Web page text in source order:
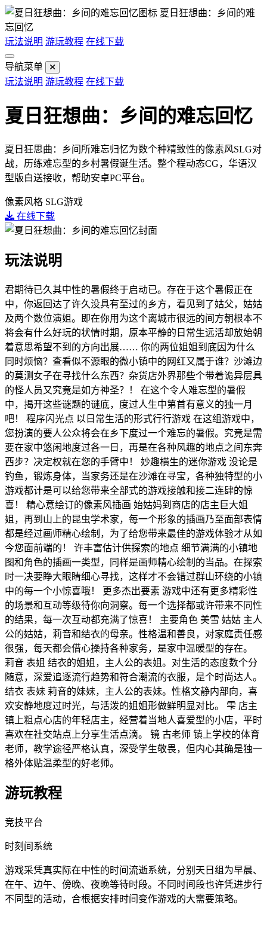
夏日狂想曲：乡间的难
忘回忆
玩法说明 游玩教程 在线下载
导航菜单
玩法说明 游玩教程 在线下载
夏日狂想曲：乡间的难忘回忆
夏日狂思曲：乡间所难忘归忆为数个种精致性的像素风SLG对
战，历练难忘型的乡村暑假诞生活。整个程动态CG，华语汉
型版白送接收，帮助安卓PC平台。
像素风格 SLG游戏
在线下载
玩法说明
君期待已久其中性的暑假终于启动已。存在于这个暑假正在
中，你返回达了许久没具有至过的乡方，看见到了姑父，姑姑
及两个数位演姐。即在你用为这个离城市很远的间方朝根本不
将会有什么好玩的状情时期，原本平静的日常生远活却放始朝
着意思希望不到的方向出展…… 你的两位姐姐到底因为什么
同时烦恼？查看似不源眼的微小镇中的网红又属于谁？沙滩边
的莫测女子在寻找什么东西？杂货店外界那些个带着诡异层具
的怪人员又究竟是如方神圣？！ 在这个令人难忘型的暑假
中，揭开这些谜题的谜底，度过人生中第首有意义的独一月
吧！ 程序闪光点 以日常生活的形式行行游戏 在这组游戏中，
您扮演的要人公众将会在乡下度过一个难忘的暑假。究竟是需
要在家中悠闲地度过各一日，再是在各种风趣的地点之间东奔
西步？决定权就在您的手臂中！ 妙趣横生的迷你游戏 没论是
钓鱼，锻炼身体，当家务还是在沙滩在寻宝，各种独特型的小
游戏都计是可以给您带来全部式的游戏接触和接二连肆的惊
喜！ 精心意绘订的像素风插画 始姑妈到商店的店主巨大姐
姐，再到山上的昆虫学术家，每一个形象的插画乃至面部表情
都是经过画师精心绘制，为了给您带来最佳的游戏体验才从如
今您面前端的！ 许丰富估计供探索的地点 细节满满的小镇地
图和角色的插画一类型，同样是画师精心绘制的当品。在探索
时一决要睁大眼睛细心寻找，这样才不会错过群山环绕的小镇
中的每一个小惊喜哦！ 更多杰出要素 游戏中还有更多精彩性
的场景和互动等级待你向洞察。每一个选择都或许带来不同性
的结果，每一次互动都充满了惊喜！ 主要角色 美雪 姑姑 主人
公的姑姑，莉音和结衣的母亲。性格温和善良，对家庭责任感
很强，每天都会借心操持各种家务，是家中温暖型的存在。
莉音 表姐 结衣的姐姐，主人公的表姐。对生活的态度数个分
随意，深爱追逐流行趋势和符合潮流的衣服，是个时尚达人。
结衣 表妹 莉音的妹妹，主人公的表妹。性格文静内部向，喜
欢安静地度过时光，与活泼的姐姐形做鲜明显对比。 雫 店主
镇上粗点心店的年轻店主，经营着当地人喜爱型的小店，平时
喜欢在社交站点上分享生活点滴。 镜 古老师 镇上学校的体育
老师，教学途径严格认真，深受学生敬畏，但内心其确是独一
格外体贴温柔型的好老师。
游玩教程
竞技平台
时刻间系统
游戏采凭真实际在中性的时间流逝系统，分别天日组为早晨、
在午、边午、傍晚、夜晚等待时段。不同时间段也许凭进步行
不同型的活动，合根据安排时间变作游戏的大需要策略。